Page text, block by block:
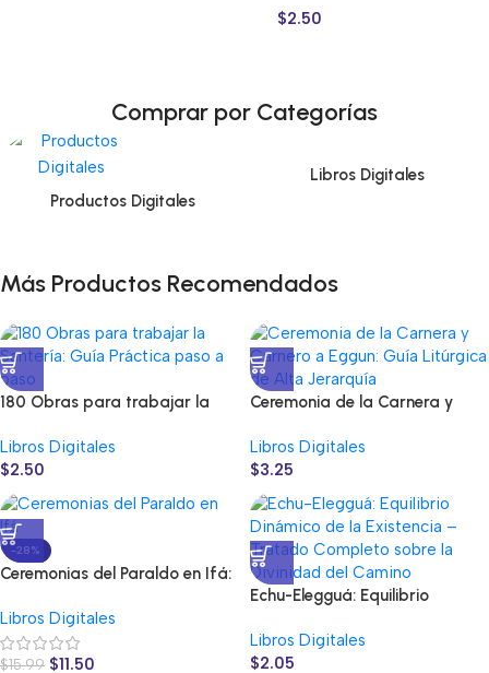
Origen de la Inteligencia
$2.50
Comprar por Categorías
Productos Digitales
Libros Digitales
Más Productos Recomendados
180 Obras para trabajar la
paso
Libros Digitales
$2.50
Ceremonia de la Carnera y
Litúrgica de Alta Jerarquía
Libros Digitales
$3.25
-28%
Ceremonias del Paraldo en Ifá:
Espiritual
Libros Digitales
$15.99 $11.50
Echu-Elegguá: Equilibrio
Libros Digitales
$2.05